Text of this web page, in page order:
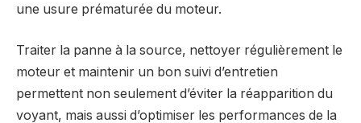
une usure prématurée du moteur.
Traiter la panne à la source, nettoyer régulièrement le
moteur et maintenir un bon suivi d’entretien
permettent non seulement d’éviter la réapparition du
voyant, mais aussi d’optimiser les performances de la